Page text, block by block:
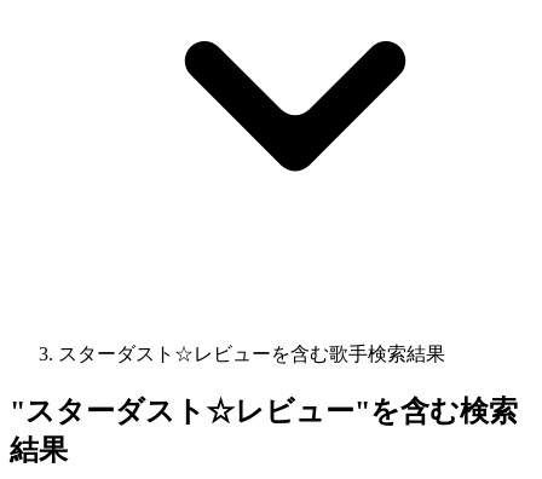
スターダスト☆レビューを含む歌手検索結果
"スターダスト☆レビュー"を含む検索
結果